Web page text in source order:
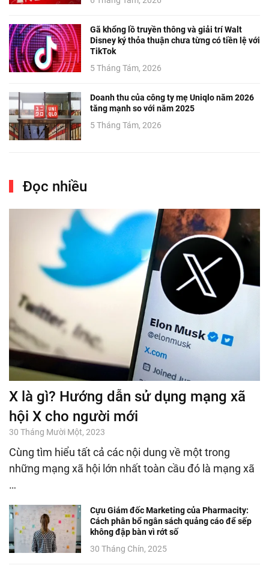
Gã khổng lồ truyền thông và giải trí Walt
Disney ký thỏa thuận chưa từng có tiền lệ với
TikTok
5 Tháng Tám, 2026
Doanh thu của công ty mẹ Uniqlo năm 2026
tăng mạnh so với năm 2025
5 Tháng Tám, 2026
Đọc nhiều
X là gì? Hướng dẫn sử dụng mạng xã
hội X cho người mới
30 Tháng Mười Một, 2023
Cùng tìm hiểu tất cả các nội dung về một trong
những mạng xã hội lớn nhất toàn cầu đó là mạng xã
…
Cựu Giám đốc Marketing của Pharmacity:
Cách phân bổ ngân sách quảng cáo để sếp
không đập bàn vì rớt số
30 Tháng Chín, 2025